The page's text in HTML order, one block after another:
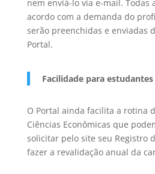
nem enviá-lo via e-mail. Todas
acordo com a demanda do
serão preenchidas e enviadas
Portal.
Facilidade para estudantes
O Portal ainda facilita a rotina
Ciências Econômicas que
solicitar pelo site seu Registro
fazer a revalidação anual da